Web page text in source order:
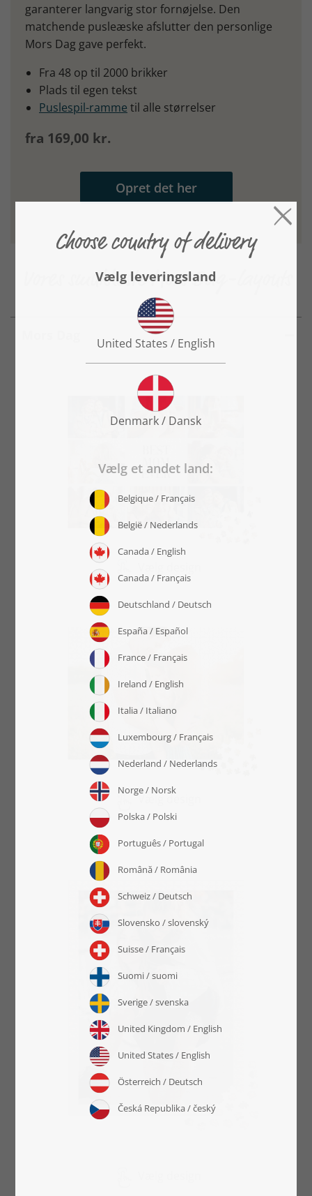
garanterer langvarig stor fornøjelse. Den
matchende pusleæske afslutter den personlige
Mors Dag gave perfekt.
Fra 48 op til 2000 brikker
Plads til egen tekst
Puslespil-ramme til alle størrelser
fra 169,00 kr.
Opret det her
Vores smukkeste Mors Dag-layouts
Vælg design